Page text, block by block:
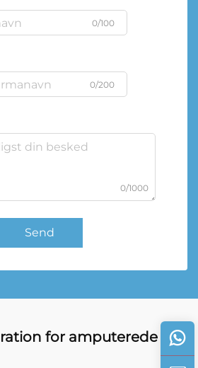
0/100
0/200
0/1000
Send
for amputerede